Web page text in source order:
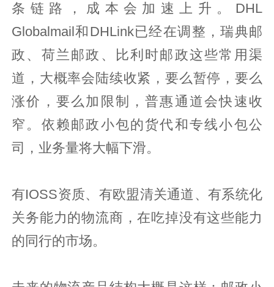
条链路，成本会加速上升。DHL
Globalmail和DHLink已经在调整，瑞典邮
政、荷兰邮政、比利时邮政这些常用渠
道，大概率会陆续收紧，要么暂停，要么
涨价，要么加限制，普惠通道会快速收
窄。依赖邮政小包的货代和专线小包公
司，业务量将大幅下滑。
有IOSS资质、有欧盟清关通道、有系统化
关务能力的物流商，在吃掉没有这些能力
的同行的市场。